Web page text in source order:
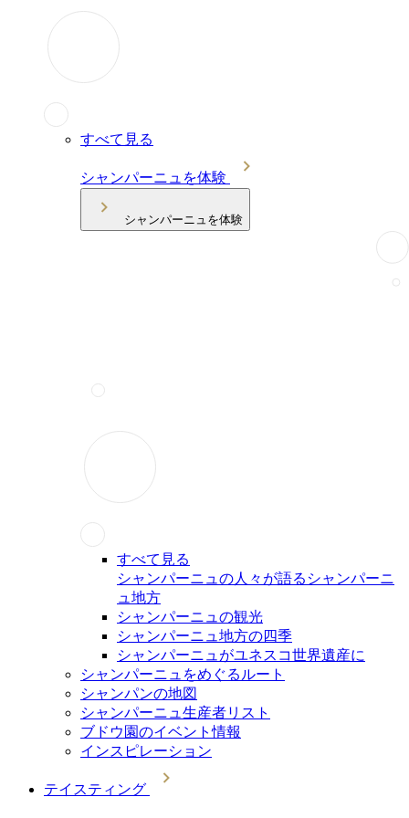
すべて見る
シャンパーニュを体験
シャンパーニュを体験
すべて見る
シャンパーニュの人々が語るシャンパーニ
ュ地方
シャンパーニュの観光
シャンパーニュ地方の四季
シャンパーニュがユネスコ世界遺産に
シャンパーニュをめぐるルート
シャンパンの地図
シャンパーニュ生産者リスト
ブドウ園のイベント情報
インスピレーション
テイスティング